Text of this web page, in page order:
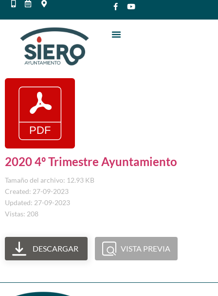
2020 4º Trimestre Ayuntamiento
Tamaño del archivo: 12.93 KB
Created: 27-09-2023
Updated: 27-09-2023
Vistas: 208
DESCARGAR VISTA PREVIA